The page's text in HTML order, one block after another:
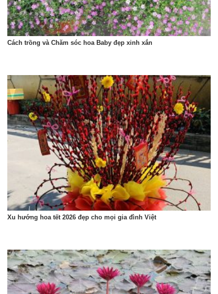
Cách trồng và Chăm sóc hoa Baby đẹp xinh xắn
Xu hướng hoa tết 2026 đẹp cho mọi gia đình Việt